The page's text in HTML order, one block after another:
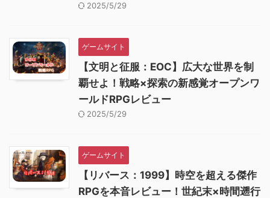
2025/5/29
ゲームサイト
【文明と征服：EOC】広大な世界を制
覇せよ！戦略×探索の新感覚オープンワ
ールドRPGレビュー
2025/5/29
ゲームサイト
【リバース：1999】時空を超える傑作
RPGを本音レビュー！世紀末×時間遡行